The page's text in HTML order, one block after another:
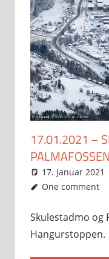
17.01.2021 –
PALMAFOSSEN
17. januar 2021
One comment
Skulestadmo og
Hangurstoppen.